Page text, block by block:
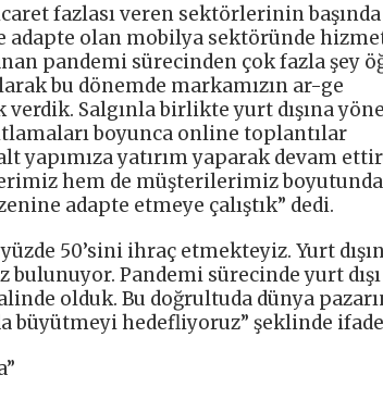
fazlası veren sektörlerinin
adapte olan mobilya sektöründe
pandemi sürecinden çok fazla şey
bu dönemde markamızın ar-ge
verdik. Salgınla birlikte yurt dışına
boyunca online toplantılar
yapımıza yatırım yaparak devam
hem de müşterilerimiz
adapte etmeye çalıştık” dedi.
50’sini ihraç etmekteyiz. Yurt
bulunuyor. Pandemi sürecinde yurt dışı
olduk. Bu doğrultuda dünya
büyütmeyi hedefliyoruz” şeklinde